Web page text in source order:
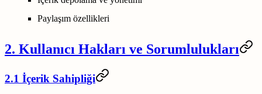
Paylaşım özellikleri
2. Kullanıcı Hakları ve Sorumlulukları
2.1 İçerik Sahipliği